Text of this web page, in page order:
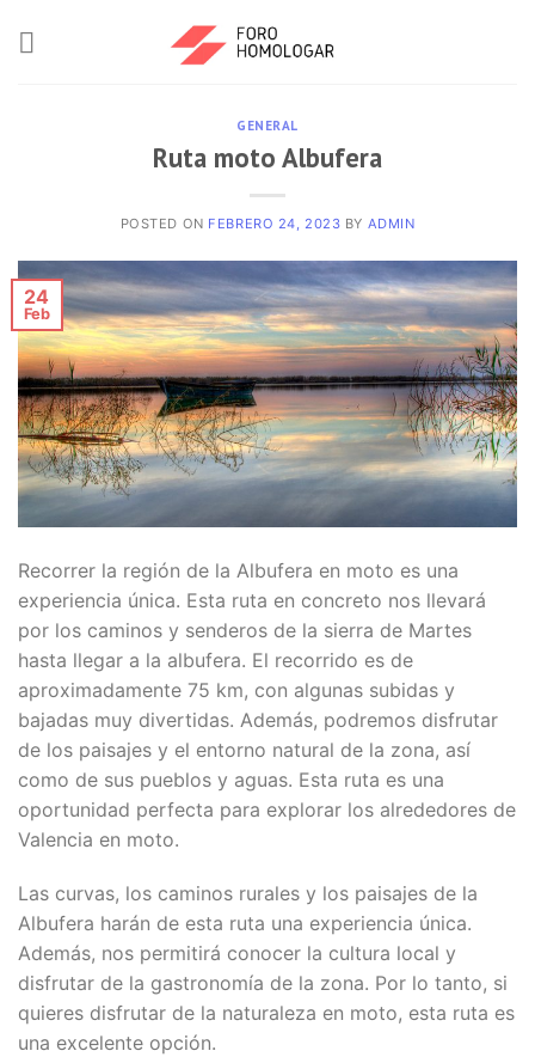
GENERAL
Ruta moto Albufera
POSTED ON FEBRERO 24, 2023 BY ADMIN
24
Feb
Recorrer la región de la Albufera en moto es una
experiencia única. Esta ruta en concreto nos llevará
por los caminos y senderos de la sierra de Martes
hasta llegar a la albufera. El recorrido es de
aproximadamente 75 km, con algunas subidas y
bajadas muy divertidas. Además, podremos disfrutar
de los paisajes y el entorno natural de la zona, así
como de sus pueblos y aguas. Esta ruta es una
oportunidad perfecta para explorar los alrededores de
Valencia en moto.
Las curvas, los caminos rurales y los paisajes de la
Albufera harán de esta ruta una experiencia única.
Además, nos permitirá conocer la cultura local y
disfrutar de la gastronomía de la zona. Por lo tanto, si
quieres disfrutar de la naturaleza en moto, esta ruta es
una excelente opción.